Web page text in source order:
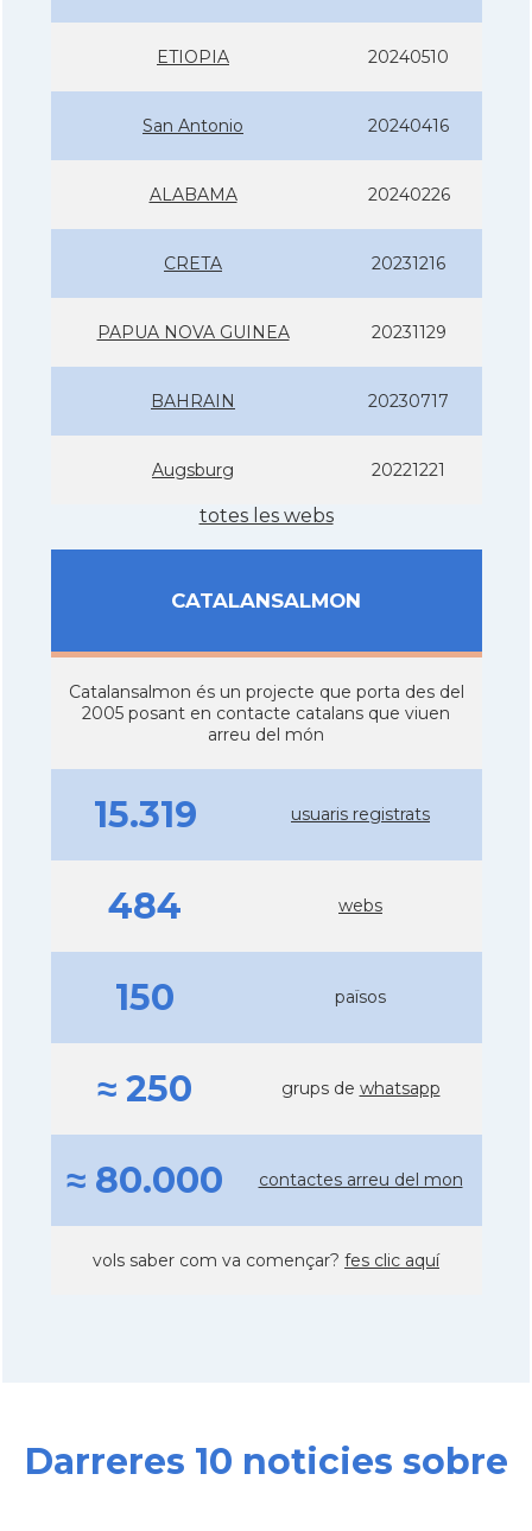
ETIOPIA 20240510
San Antonio 20240416
ALABAMA 20240226
CRETA 20231216
PAPUA NOVA GUINEA 20231129
BAHRAIN 20230717
Augsburg 20221221
totes les webs
CATALANSALMON
Catalansalmon és un projecte que porta des del
2005 posant en contacte catalans que viuen
arreu del món
15.319 usuaris registrats
484 webs
150 països
≈ 250 grups de whatsapp
≈ 80.000 contactes arreu del mon
vols saber com va començar? fes clic aquí
Darreres 10 noticies sobre